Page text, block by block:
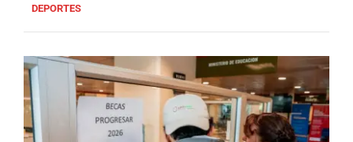
DEPORTES